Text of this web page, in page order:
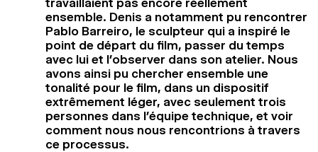
ensemble. Denis a notamment pu rencontrer
Pablo Barreiro, le sculpteur qui a inspiré le
point de départ du film, passer du temps
avec lui et l’observer dans son atelier. Nous
avons ainsi pu chercher ensemble une
tonalité pour le film, dans un dispositif
extrêmement léger, avec seulement trois
personnes dans l’équipe technique, et voir
comment nous nous rencontrions à travers
ce processus.